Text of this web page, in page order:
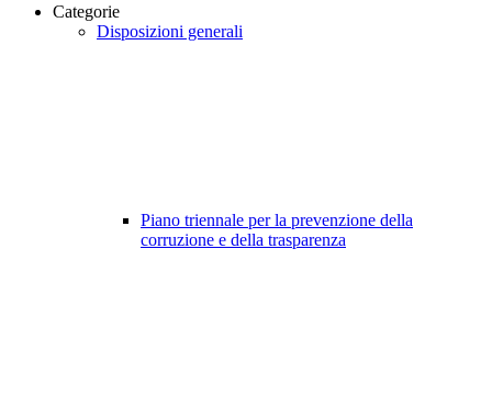
Categorie
Disposizioni generali
Piano triennale per la prevenzione della
corruzione e della trasparenza